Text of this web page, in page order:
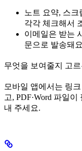
노트 요약, 스크
각각 체크해서
이메일은 받는
문으로 발송돼
무엇을 보여줄지 고
모바일 앱에서는 링
고, PDF·Word 파일
내 주세요.